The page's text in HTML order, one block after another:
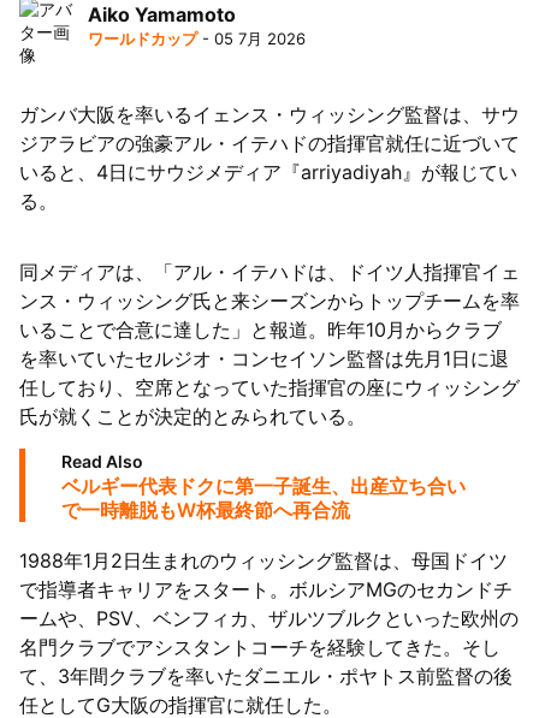
放送・配信日程まとめ
Aiko Yamamoto
ワールドカップ- 05 7月 2026
ガンバ大阪を率いるイェンス・ウィッシング監督は、サウ
ジアラビアの強豪アル・イテハドの指揮官就任に近づいて
いると、4日にサウジメディア『arriyadiyah』が報じてい
る。
同メディアは、「アル・イテハドは、ドイツ人指揮官イェ
ンス・ウィッシング氏と来シーズンからトップチームを率
いることで合意に達した」と報道。昨年10月からクラブ
を率いていたセルジオ・コンセイソン監督は先月1日に退
任しており、空席となっていた指揮官の座にウィッシング
氏が就くことが決定的とみられている。
Read Also
ベルギー代表ドクに第一子誕生、出産立ち合い
で一時離脱もW杯最終節へ再合流
1988年1月2日生まれのウィッシング監督は、母国ドイツ
で指導者キャリアをスタート。ボルシアMGのセカンドチ
ームや、PSV、ベンフィカ、ザルツブルクといった欧州の
名門クラブでアシスタントコーチを経験してきた。そし
て、3年間クラブを率いたダニエル・ポヤトス前監督の後
任としてG大阪の指揮官に就任した。